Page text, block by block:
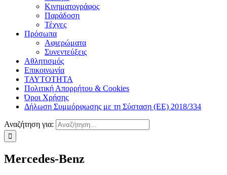
Κινηματογράφος
Παράδοση
Τέχνες
Πρόσωπα
Αφιερώματα
Συνεντεύξεις
Αθλητισμός
Επικοινωνία
ΤΑΥΤΟΤΗΤΑ
Πολιτική Απορρήτου & Cookies
Όροι Χρήσης
Δήλωση Συμμόρφωσης με τη Σύσταση (ΕΕ) 2018/334
Αναζήτηση για:
Mercedes-Benz